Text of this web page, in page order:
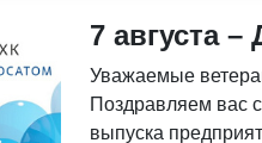
7 августа
Уважаемые
Поздравляем вас
выпуска